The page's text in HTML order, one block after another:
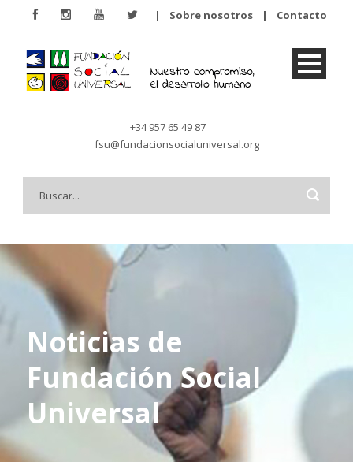
| Sobre nosotros | Contacto
+34 957 65 49 87
fsu@fundacionsocialuniversal.org
Noticias de
Fundación Social
Universal